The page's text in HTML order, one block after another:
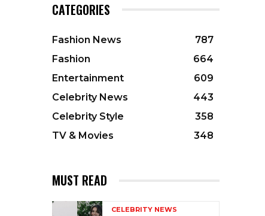
CATEGORIES
Fashion News
787
Fashion
664
Entertainment
609
Celebrity News
443
Celebrity Style
358
TV & Movies
348
MUST READ
CELEBRITY NEWS